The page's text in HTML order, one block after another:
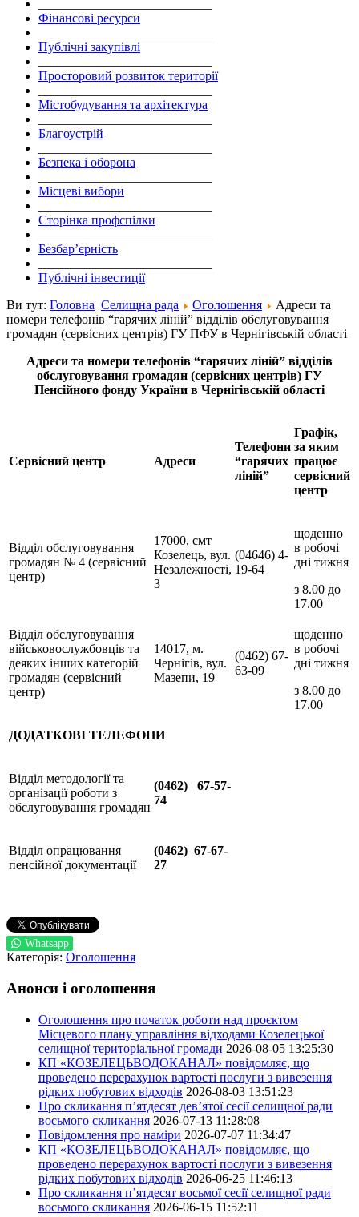
Фінансові ресурси
Публічні закупівлі
Просторовий розвиток території
Містобудування та архітектура
Благоустрій
Безпека і оборона
Місцеві вибори
Сторінка профспілки
Безбар’єрність
Публічні інвестиції
Ви тут: Головна Селищна рада Оголошення
Адреси та
номери телефонів “гарячих ліній” відділів обслуговування
громадян (сервісних центрів) ГУ ПФУ в Чернігівській області
Адреси та номери телефонів “гарячих ліній” відділів
обслуговування громадян (сервісних центрів) ГУ
Пенсійного фонду України в Чернігівській області
Сервісний центр Адреси
Телефони
“гарячих
ліній”
Графік,
за яким
працює
сервісний
центр
Відділ обслуговування
громадян № 4 (сервісний
центр)
17000, смт
Козелець, вул.
Незалежності,
3
(04646) 4-
19-64
щоденно
в робочі
дні тижня
з 8.00 до
17.00
Відділ обслуговування
військовослужбовців та
деяких інших категорій
громадян (сервісний
центр)
14017, м.
Чернігів, вул.
Мазепи, 19
(0462) 67-
63-09
щоденно
в робочі
дні тижня
з 8.00 до
17.00
ДОДАТКОВІ ТЕЛЕФОНИ
Відділ методології та
організації роботи з
обслуговування громадян
(0462) 67-57-
74
Відділ опрацювання
пенсійної документації
(0462) 67-67-
27
Whatsapp
Категорія: Оголошення
Анонси і оголошення
Оголошення про початок роботи над проєктом
Місцевого плану управління відходами Козелецької
селищної територіальної громади 2026-08-05 13:25:30
КП «КОЗЕЛЕЦЬВОДОКАНАЛ» повідомляє, що
проведено перерахунок вартості послуги з вивезення
рідких побутових відходів 2026-08-03 13:51:23
Про скликання п’ятдесят дев’ятої сесії селищної ради
восьмого скликання 2026-07-13 11:28:08
Повідомлення про наміри 2026-07-07 11:34:47
КП «КОЗЕЛЕЦЬВОДОКАНАЛ» повідомляє, що
проведено перерахунок вартості послуги з вивезення
рідких побутових відходів 2026-06-25 11:46:13
Про скликання п’ятдесят восьмої сесії селищної ради
восьмого скликання 2026-06-15 11:52:11